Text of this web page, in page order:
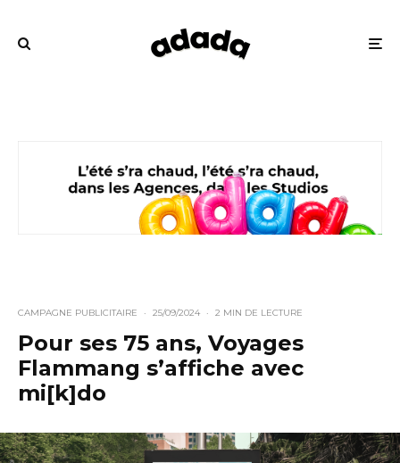
CAMPAGNE PUBLICITAIRE · 25/09/2024 · 2 MIN DE LECTURE
Pour ses 75 ans, Voyages
Flammang s’affiche avec
mi[k]do